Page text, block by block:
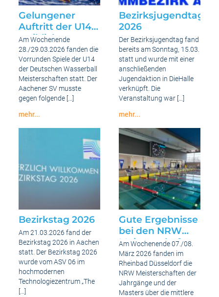
Gelungener
Auftritt der U14
weiblich
Vorrunde
Gruppe 2 in
Aachen bei den
Deutschen
Wasserball
Meisterschaften
Am Wochenende
28./29.03.2026 fanden die
Vorrunden Spiele der U14
der Deutschen Wasserball
Meisterschaften statt. Der
Aachener SV musste
gegen folgende […]
mehr...
Auftritt
Gruppe
2
in
Deutschen
Wasserball
Meisterschaften
Bezirksjugendtag
2026
Der Bezirksjugendtag fand
bereits am Sonntag, 15.03.
statt und wurde mit einer
anschließenden
Jugendaktion in DieHalle
verknüpft. Die
Veranstaltung war […]
mehr...
2026
Bezirkstag 2026
Am 21.03.2026 fand der
Bezirkstag 2026 in Aachen
statt. Der Bezirkstag 2026
wurde vom ASV 06 im
hochmodernen
Technologiezentrum „The
[…]
Gute Ergebnisse
bei den NRW
Meisterschaften
der Jahrgänge
und Masters
Mittlere und
Lange Strecke
Am Wochenende 07./08.
März 2026 fanden im
Rheinbad Düsseldorf die
NRW Meisterschaften der
Jahrgänge und der
Masters über die mittlere